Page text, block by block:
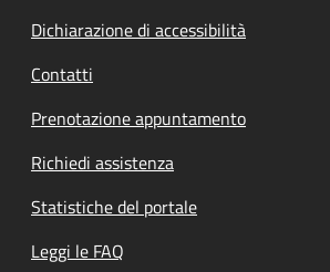
Dichiarazione di accessibilità
Contatti
Prenotazione appuntamento
Richiedi assistenza
Statistiche del portale
Leggi le FAQ